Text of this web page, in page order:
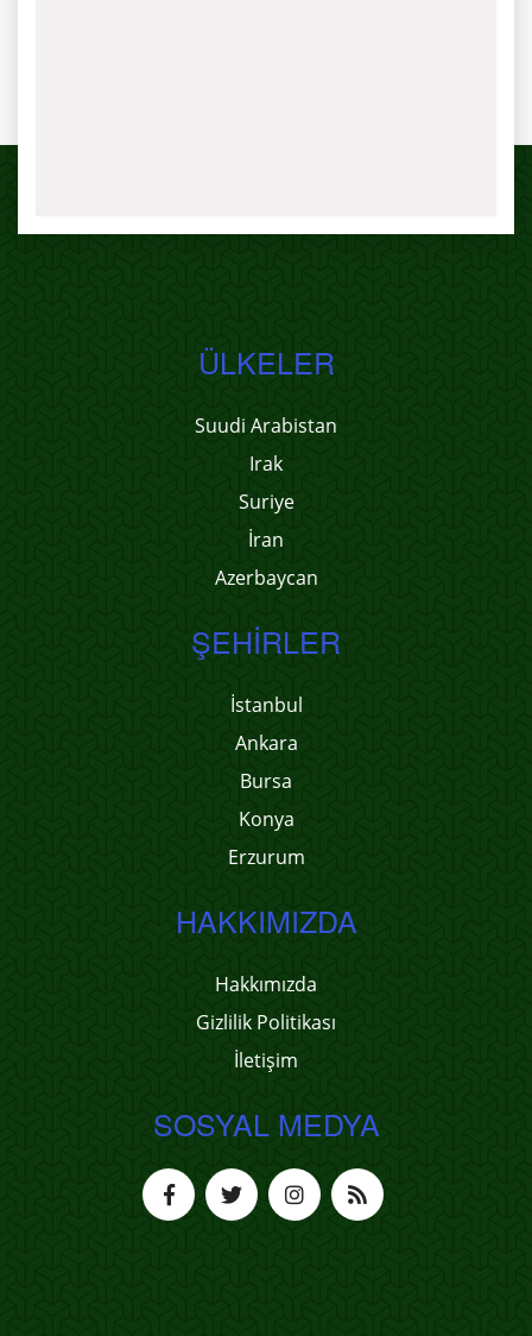
ÜLKELER
Suudi Arabistan
Irak
Suriye
İran
Azerbaycan
ŞEHIRLER
İstanbul
Ankara
Bursa
Konya
Erzurum
HAKKIMIZDA
Hakkımızda
Gizlilik Politikası
İletişim
SOSYAL MEDYA